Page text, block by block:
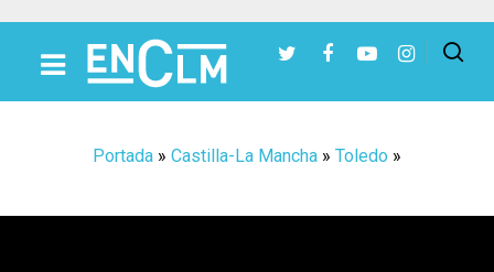
Portada » Castilla-La Mancha » Toledo »